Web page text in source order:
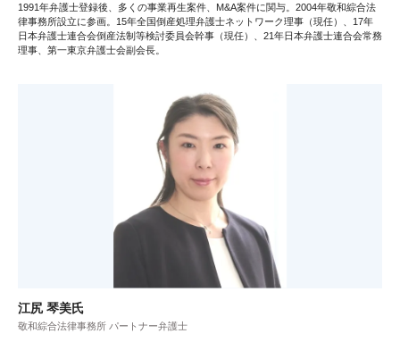
1991年弁護士登録後、多くの事業再生案件、M&A案件に関与。2004年敬和綜合法
律事務所設立に参画。15年全国倒産処理弁護士ネットワーク理事（現任）、17年
日本弁護士連合会倒産法制等検討委員会幹事（現任）、21年日本弁護士連合会常務
理事、第一東京弁護士会副会長。
江尻 琴美氏
敬和綜合法律事務所 パートナー弁護士